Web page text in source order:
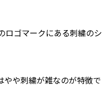
ロゴマークにある刺繍のシ
やや刺繍が雑なのが特徴で